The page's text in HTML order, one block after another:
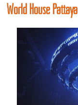
World House Pattaya